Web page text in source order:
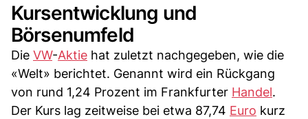
Kursentwicklung und
Börsenumfeld
Die VW-Aktie hat zuletzt nachgegeben, wie die
«Welt» berichtet. Genannt wird ein Rückgang
von rund 1,24 Prozent im Frankfurter Handel.
Der Kurs lag zeitweise bei etwa 87,74 Euro kurz